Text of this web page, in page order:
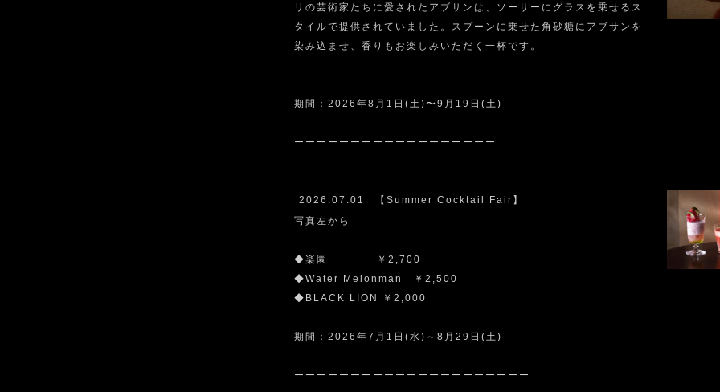
リの芸術家たちに愛されたアブサンは、ソーサーにグラスを乗せるス
タイルで提供されていました。スプーンに乗せた角砂糖にアブサンを
染み込ませ、香りもお楽しみいただく一杯です。
期間：2026年8月1日(土)〜9月19日(土)
ーーーーーーーーーーーーーーーーーー
2026.07.01
【Summer Cocktail Fair】
写真左から
◆楽園 ￥2,700
◆Water Melonman ￥2,500
◆BLACK LION ￥2,000
期間：2026年7月1日(水)～8月29日(土)
ーーーーーーーーーーーーーーーーーーーーー